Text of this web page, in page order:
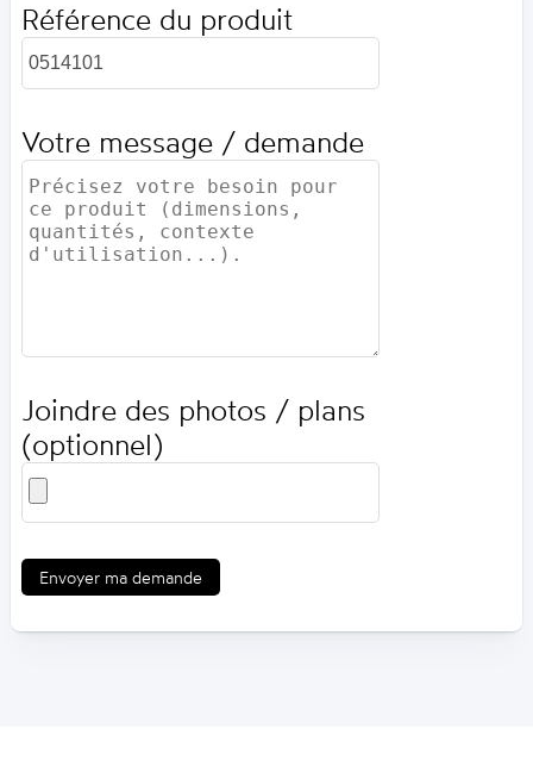
Référence du produit
Votre message / demande
Joindre des photos / plans
(optionnel)
Envoyer ma demande